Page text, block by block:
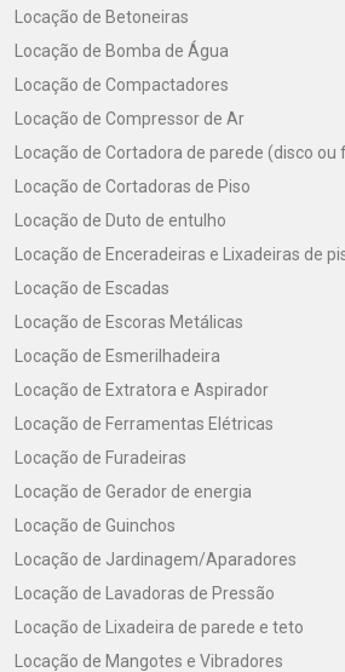
Locação de Betoneiras
Locação de Bomba de Água
Locação de Compactadores
Locação de Compressor de Ar
Locação de Cortadora de parede (disco ou
Locação de Cortadoras de Piso
Locação de Duto de entulho
Locação de Enceradeiras e Lixadeiras de
Locação de Escadas
Locação de Escoras Metálicas
Locação de Esmerilhadeira
Locação de Extratora e Aspirador
Locação de Ferramentas Elétricas
Locação de Furadeiras
Locação de Gerador de energia
Locação de Guinchos
Locação de Jardinagem/Aparadores
Locação de Lavadoras de Pressão
Locação de Lixadeira de parede e teto
Locação de Mangotes e Vibradores